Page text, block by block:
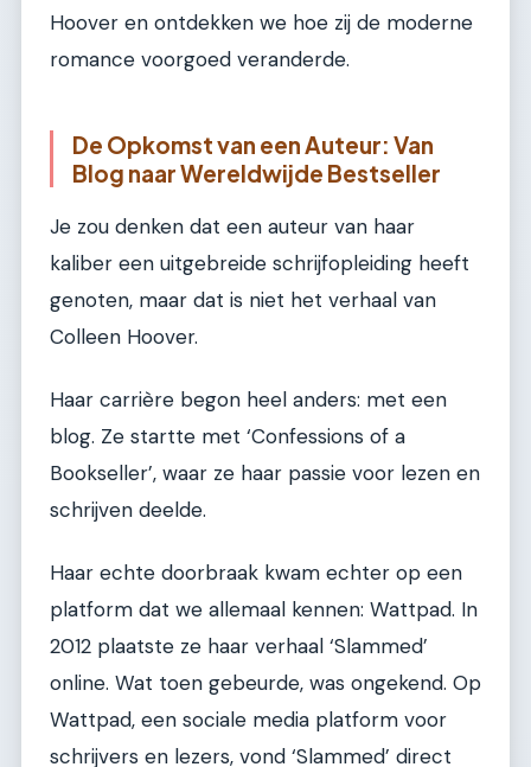
Hoover en ontdekken we hoe zij de moderne
romance voorgoed veranderde.
De Opkomst van een Auteur: Van
Blog naar Wereldwijde Bestseller
Je zou denken dat een auteur van haar
kaliber een uitgebreide schrijfopleiding heeft
genoten, maar dat is niet het verhaal van
Colleen Hoover.
Haar carrière begon heel anders: met een
blog. Ze startte met ‘Confessions of a
Bookseller’, waar ze haar passie voor lezen en
schrijven deelde.
Haar echte doorbraak kwam echter op een
platform dat we allemaal kennen: Wattpad. In
2012 plaatste ze haar verhaal ‘Slammed’
online. Wat toen gebeurde, was ongekend. Op
Wattpad, een sociale media platform voor
schrijvers en lezers, vond ‘Slammed’ direct